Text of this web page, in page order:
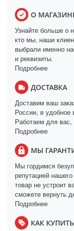
О
Узнайте больше о
кто мы, наши
выбрали именно
и реквизиты.
Подробнее
ДОСТАВКА
Доставим ваш
России, в удобное
Работаем для
Подробнее
МЫ
Мы гордимся
репутацией
товар не устроит
сможете вернуть
Подробнее
КАК КУПИТЬ